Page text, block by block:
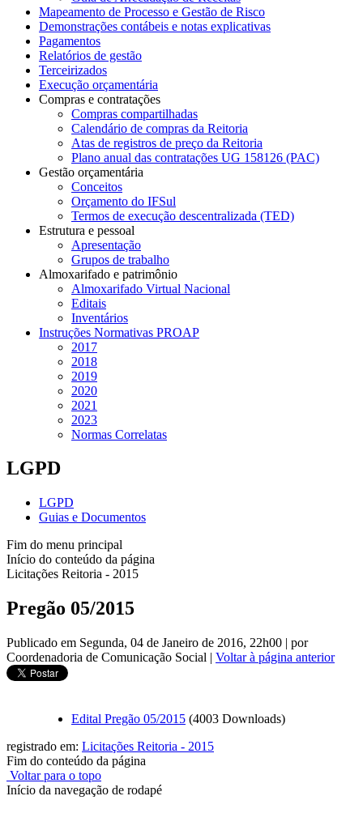
Mapeamento de Processo e Gestão de Risco
Demonstrações contábeis e notas explicativas
Pagamentos
Relatórios de gestão
Terceirizados
Execução orçamentária
Compras e contratações
Compras compartilhadas
Calendário de compras da Reitoria
Atas de registros de preço da Reitoria
Plano anual das contratações UG 158126 (PAC)
Gestão orçamentária
Conceitos
Orçamento do IFSul
Termos de execução descentralizada (TED)
Estrutura e pessoal
Apresentação
Grupos de trabalho
Almoxarifado e patrimônio
Almoxarifado Virtual Nacional
Editais
Inventários
Instruções Normativas PROAP
2017
2018
2019
2020
2021
2023
Normas Correlatas
LGPD
LGPD
Guias e Documentos
Fim do menu principal
Início do conteúdo da página
Licitações Reitoria - 2015
Pregão 05/2015
Publicado em Segunda, 04 de Janeiro de 2016, 22h00 | por
Coordenadoria de Comunicação Social | Voltar à página anterior
Edital Pregão 05/2015 (4003 Downloads)
registrado em: Licitações Reitoria - 2015
Fim do conteúdo da página
Voltar para o topo
Início da navegação de rodapé